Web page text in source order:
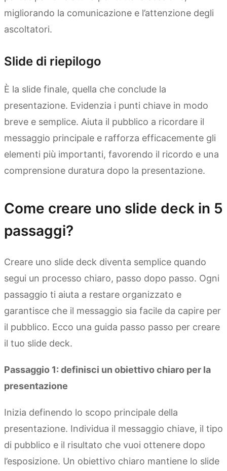
migliorando la comunicazione e l’attenzione degli
ascoltatori.
Slide di riepilogo
È la slide finale, quella che conclude la
presentazione. Evidenzia i punti chiave in modo
breve e semplice. Aiuta il pubblico a ricordare il
messaggio principale e rafforza efficacemente gli
elementi più importanti, favorendo il ricordo e una
comprensione duratura dopo la presentazione.
Come creare uno slide deck in 5
passaggi?
Creare uno slide deck diventa semplice quando
segui un processo chiaro, passo dopo passo. Ogni
passaggio ti aiuta a restare organizzato e
garantisce che il messaggio sia facile da capire per
il pubblico. Ecco una guida passo passo per creare
il tuo slide deck.
Passaggio 1: definisci un obiettivo chiaro per la
presentazione
Inizia definendo lo scopo principale della
presentazione. Individua il messaggio chiave, il tipo
di pubblico e il risultato che vuoi ottenere dopo
l’esposizione. Un obiettivo chiaro mantiene lo slide